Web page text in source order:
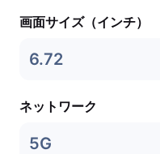
画面サイズ（インチ）
6.72
ネットワーク
5G